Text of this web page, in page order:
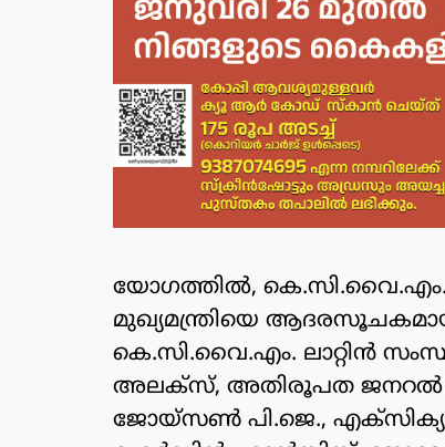
യോഗത്തിൽ, കെ.സി.വൈ.എം.
മുഖ്യമന്ത്രിയെ
കെ.സി.വൈ.എം. ലാറ്റിൻ
അലക്സ്, അതിരൂപത ജനറൽ
ജോയ്സൺ പി.ജെ.,